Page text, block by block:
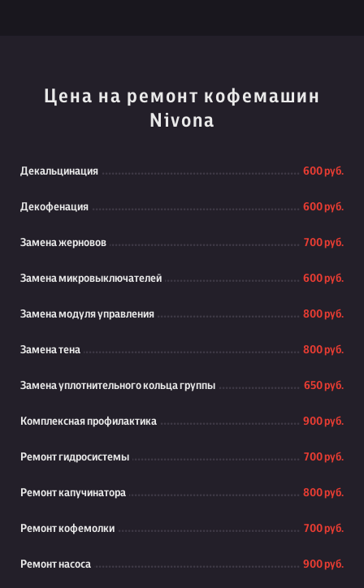
Цена на ремонт кофемашин
Nivona
Декальцинация 600 руб.
Декофенация 600 руб.
Замена жерновов 700 руб.
Замена микровыключателей 600 руб.
Замена модуля управления 800 руб.
Замена тена 800 руб.
Замена уплотнительного кольца группы 650 руб.
Комплексная профилактика 900 руб.
Ремонт гидросистемы 700 руб.
Ремонт капучинатора 800 руб.
Ремонт кофемолки 700 руб.
Ремонт насоса 900 руб.